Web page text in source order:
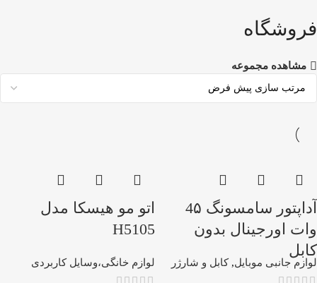
فروشگاه
مشاهده مجموعه
آداپتور سامسونگ 4۵
وات اورجینال بدون
کابل
لوازم جانبی موبایل,کابل و شارژر
اتو مو هیسکا مدل
H5105
لوازم خانگی،وسایل کاربردی